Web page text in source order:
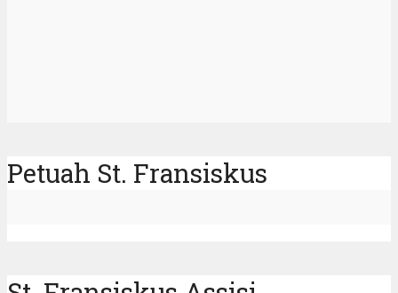
Petuah St. Fransiskus